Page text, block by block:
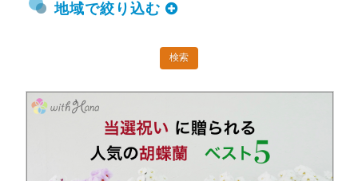
地域で絞り込む